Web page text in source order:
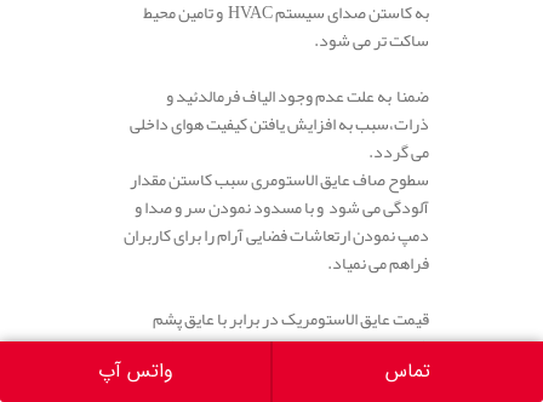
به کاستن صدای سیستم HVAC و تامین محیط
ساکت تر می شود.
ضمنا به علت عدم وجود الیاف فرمالدئید و
ذرات،سبب به افزایش یافتن کیفیت هوای داخلی
می گردد.
سطوح صاف عایق الاستومری سبب کاستن مقدار
آلودگی می شود و با مسدود نمودن سر و صدا و
دمپ نمودن ارتعاشات فضایی آرام را برای کاربران
فراهم می نمیاد.
قیمت عایق الاستومریک در برابر با عایق پشم
شیشه تا مقداری زیاد است ، ولی مزیتهای فراوان
این عایق، قیمت عایق الاستومری را توجیه می نمیاد.
تماس واتس آپ